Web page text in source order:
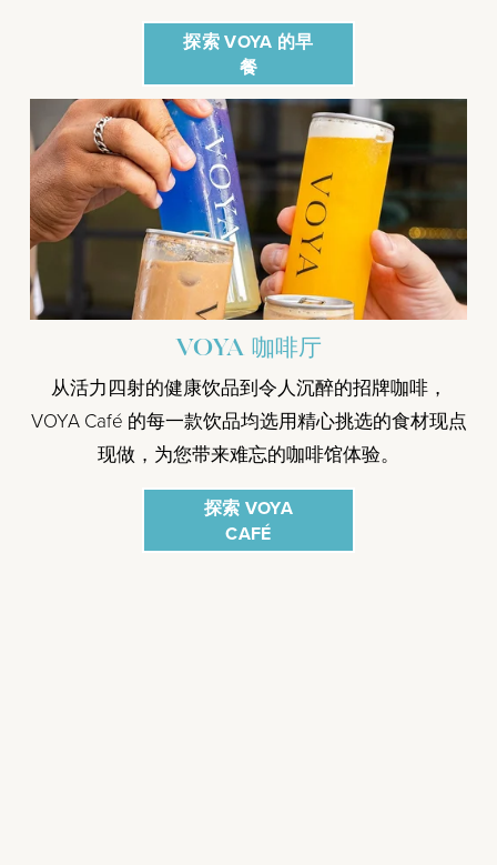
探索 VOYA 的早
餐
从活力四射的健康饮品到令人沉醉的招牌咖啡，
VOYA Café 的每一款饮品均选用精心挑选的食材现点
现做，为您带来难忘的咖啡馆体验。
VOYA 咖啡厅
探索 VOYA
CAFÉ